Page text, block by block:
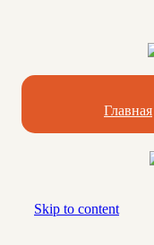
Главная
Skip to content